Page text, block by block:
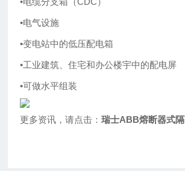
•电气设施
•变电站中的低压配电箱
•工业建筑、住宅和办公楼宇中的配电屏
•可做水平组装
更多资讯，请点击：瑞士ABB熔断器式